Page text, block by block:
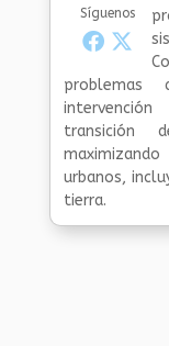
Síguenos
problemas
transición
urbanos,
tierra.